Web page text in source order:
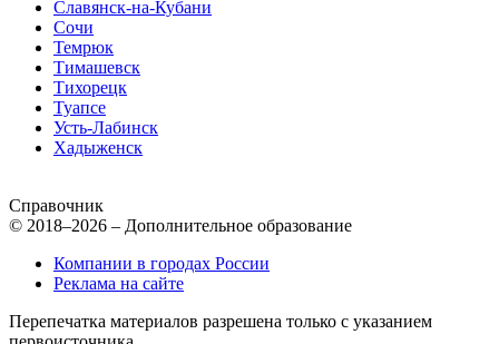
Славянск-на-Кубани
Сочи
Темрюк
Тимашевск
Тихорецк
Туапсе
Усть-Лабинск
Хадыженск
Справочник
© 2018–2026 – Дополнительное образование
Компании в городах России
Реклама на сайте
Перепечатка материалов разрешена только с указанием